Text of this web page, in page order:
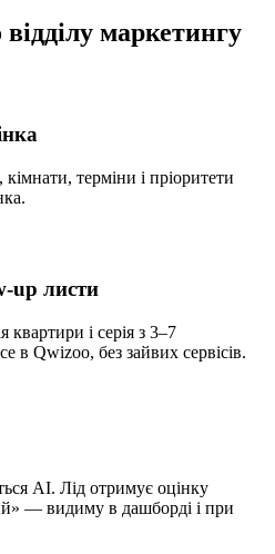
маркетингу
терміни і пріоритети
up листи
квартири і серія з 3–7
в Qwizoo, без зайвих сервісів.
AI. Лід отримує оцінку
— видиму в дашборді і при